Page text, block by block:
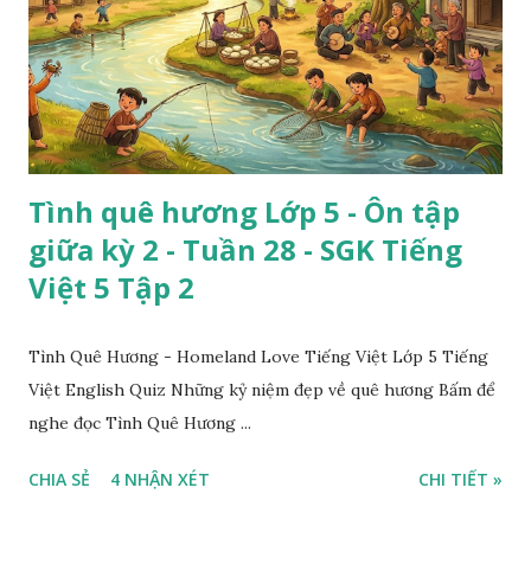
Tình quê hương Lớp 5 - Ôn tập
giữa kỳ 2 - Tuần 28 - SGK Tiếng
Việt 5 Tập 2
Tình Quê Hương - Homeland Love Tiếng Việt Lớp 5 Tiếng
Việt English Quiz Những kỷ niệm đẹp về quê hương Bấm để
nghe đọc Tình Quê Hương ...
CHIA SẺ 4 NHẬN XÉT CHI TIẾT »